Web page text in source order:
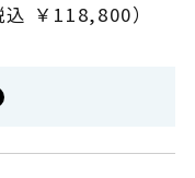
￥118,800）